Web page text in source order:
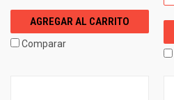
AGREGAR AL CARRITO
Comparar